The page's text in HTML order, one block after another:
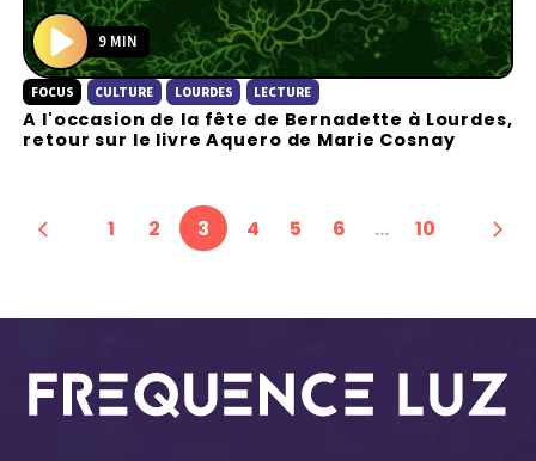
P
l
a
9 MIN
FOCUS CULTURE LOURDES LECTURE
A l'occasion de la fête de Bernadette à Lourdes,
retour sur le livre Aquero de Marie Cosnay
1 2 3 4 5 6 … 10